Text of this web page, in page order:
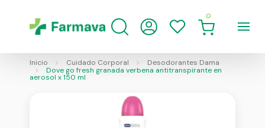
0
Inicio Cuidado Corporal
Desodorantes Dama
Dove go fresh granada verbena antitranspirante en
aerosol x 150 ml